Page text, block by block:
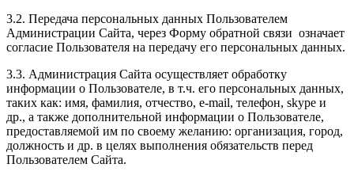
3.2. Передача персональных данных Пользователем
Администрации Сайта, через Форму обратной связи означает
согласие Пользователя на передачу его персональных данных.
3.3. Администрация Сайта осуществляет обработку
информации о Пользователе, в т.ч. его персональных данных,
таких как: имя, фамилия, отчество, e-mail, телефон, skype и
др., а также дополнительной информации о Пользователе,
предоставляемой им по своему желанию: организация, город,
должность и др. в целях выполнения обязательств перед
Пользователем Сайта.